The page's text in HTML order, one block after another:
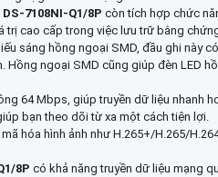
DS-7108NI-Q1/8P còn tích hợp chức
trị cao cấp trong việc lưu trữ bằng
sáng hồng ngoại SMD, đầu ghi này
Hồng ngoại SMD cũng giúp đèn LED
64 Mbps, giúp truyền dữ liệu nhanh
bạn theo dõi từ xa một cách tiện lợi.
hóa hình ảnh như H.265+/H.265/
8P có khả năng truyền dữ liệu mạng